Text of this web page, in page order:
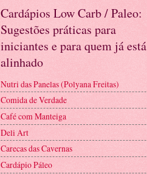
Cardápios Low Carb / Paleo:
Sugestões práticas para
iniciantes e para quem já está
alinhado
Nutri das Panelas (Polyana Freitas)
Comida de Verdade
Café com Manteiga
Deli Art
Carecas das Cavernas
Cardápio Páleo